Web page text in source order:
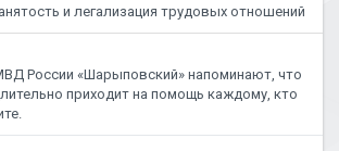
и легализация трудовых отношений
России «Шарыповский» напоминают, что
приходит на помощь каждому, кто